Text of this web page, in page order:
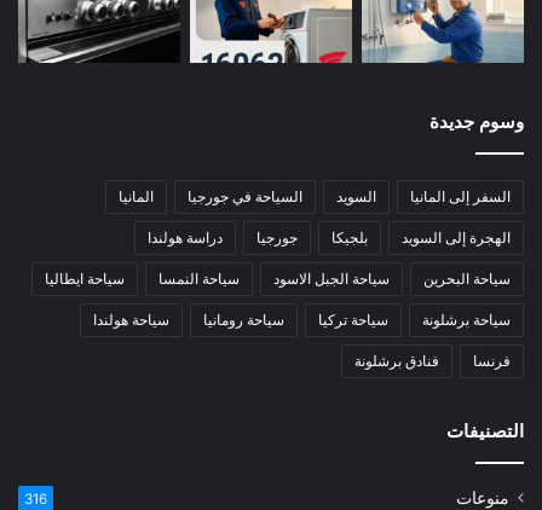
وسوم جديدة
السفر إلى المانيا السويد السياحة في جورجيا المانيا
الهجرة إلى السويد بلجيكا جورجيا دراسة هولندا
سياحة البحرين سياحة الجبل الاسود سياحة النمسا سياحة ايطاليا
سياحة برشلونة سياحة تركيا سياحة رومانيا سياحة هولندا
فرنسا فنادق برشلونة
التصنيفات
منوعات 316